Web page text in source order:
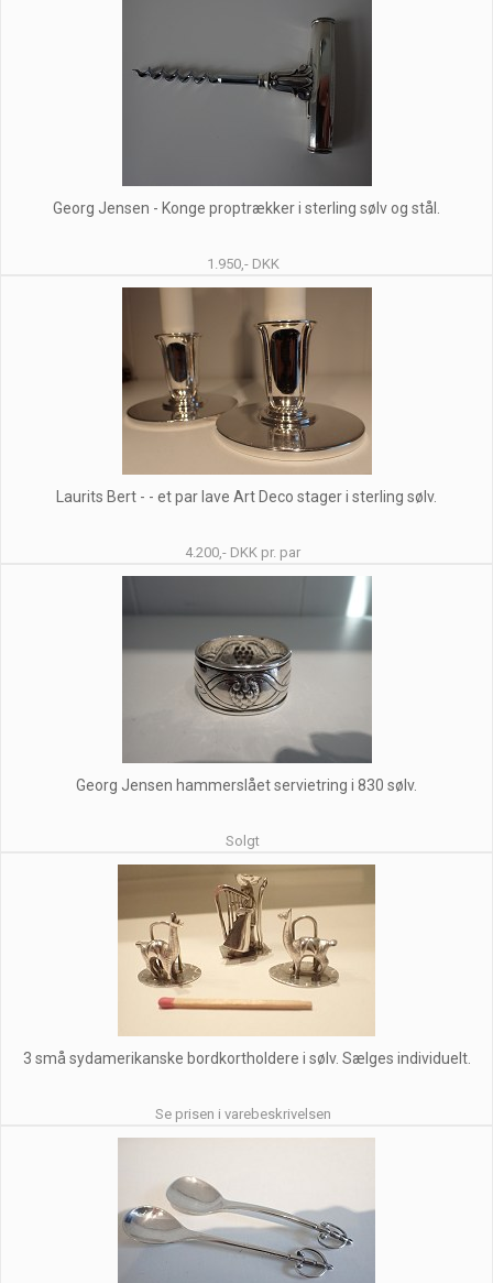
Georg Jensen - Konge proptrækker i sterling sølv og stål.
1.950,- DKK
Laurits Bert - - et par lave Art Deco stager i sterling sølv.
4.200,- DKK pr. par
Georg Jensen hammerslået servietring i 830 sølv.
Solgt
3 små sydamerikanske bordkortholdere i sølv. Sælges individuelt.
Se prisen i varebeskrivelsen